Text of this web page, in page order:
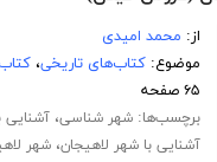
از: محمد امیدی
موضوع:کتاب‌های تاریخی،
۶۵ صفحه
برچسب‌ها:شهر شناسی،آشنایی
آشنایی با شهر لاهیجان،شهر